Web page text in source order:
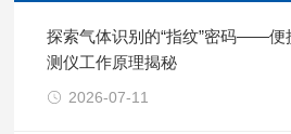
探索气体识别的“指纹”密码——便
测仪工作原理揭秘
2026-07-11